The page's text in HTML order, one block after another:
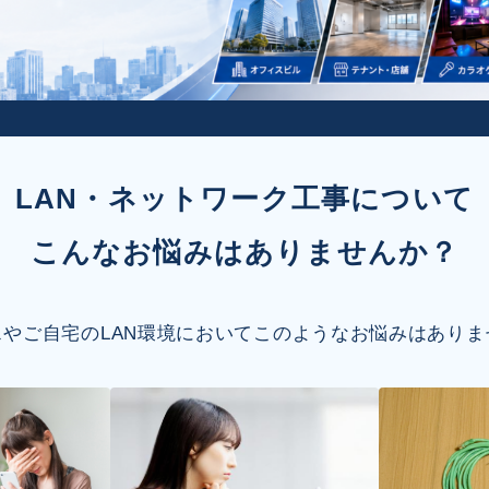
LAN・ネットワーク工事について
こんなお悩みはありませんか？
ご自宅のLAN環境においてこのようなお悩みはあり